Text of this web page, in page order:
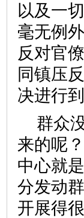
以及一
毫无例
反对官
同镇压
决进行到
群众
来的呢
中心就
分发动
开展得